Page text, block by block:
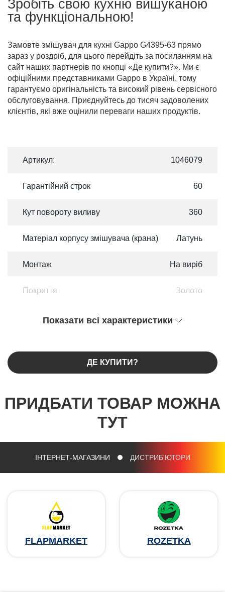
Зробіть свою кухню вишуканою
та функціональною!
Замовте змішувач для кухні Gappo G4395-63 прямо
зараз у роздріб, для цього перейдіть за посиланням на
сайт наших партнерів по кнопці «Де купити?». Ми є
офіційними представниками Gappo в Україні, тому
гарантуємо оригінальність та високий рівень сервісного
обслуговування. Приєднуйтесь до тисяч задоволених
клієнтів, які вже оцінили переваги наших продуктів.
Артикул: 1046079
Гарантійний строк 60
Кут повороту виливу 360
Матеріал корпусу змішувача (крана) Латунь
Монтаж На виріб
Покриття Золото
Показати всі характеристики
ДЕ КУПИТИ?
ПРИДБАТИ ТОВАР МОЖНА
ТУТ
ІНТЕРНЕТ-МАГАЗИНИ ДИСТРИБ'ЮТОРИ
FLAPMARKET ROZETKA